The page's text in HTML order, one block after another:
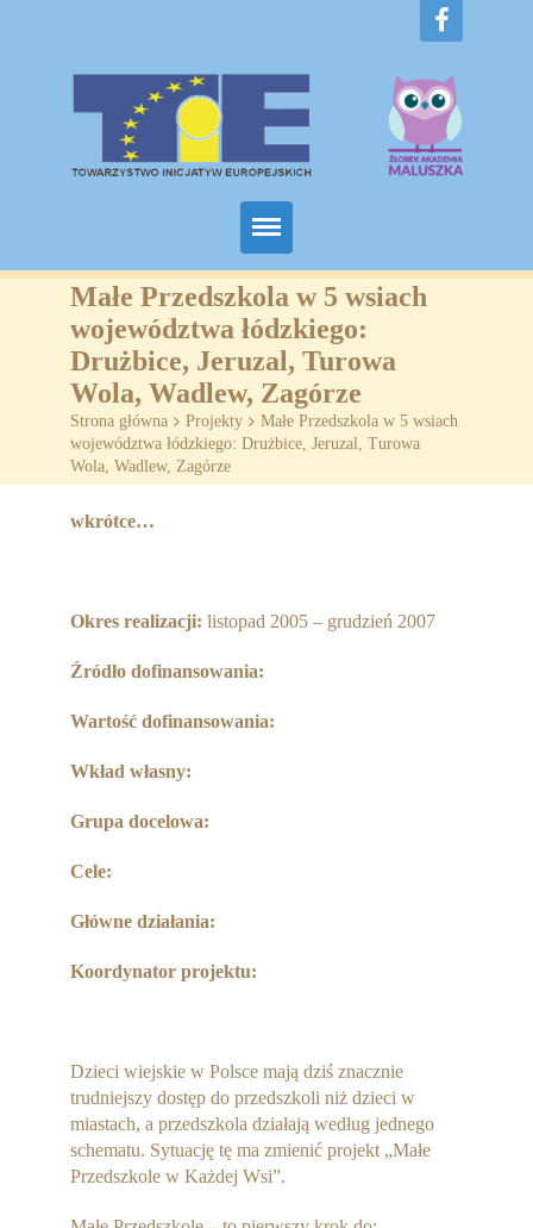
Home
O nas
Projekty
Żłobki
Sponsorzy
Kontakt
Rekrutacja Widzew
MALUCH PLUS
Małe Przedszkola w 5 wsiach
województwa łódzkiego:
Drużbice, Jeruzal, Turowa
Wola, Wadlew, Zagórze
Strona główna > Projekty > Małe Przedszkola w 5 wsiach
województwa łódzkiego: Drużbice, Jeruzal, Turowa
Wola, Wadlew, Zagórze
wkrótce…
Okres realizacji: listopad 2005 – grudzień 2007
Źródło dofinansowania:
Wartość dofinansowania:
Wkład własny:
Grupa docelowa:
Cele:
Główne działania:
Koordynator projektu:
Dzieci wiejskie w Polsce mają dziś znacznie
trudniejszy dostęp do przedszkoli niż dzieci w
miastach, a przedszkola działają według jednego
schematu. Sytuację tę ma zmienić projekt „Małe
Przedszkole w Każdej Wsi”.